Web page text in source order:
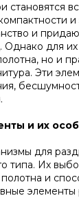
становятся
и
Однако для
но и
Эти
и их
для
типа. Их
и
элементы